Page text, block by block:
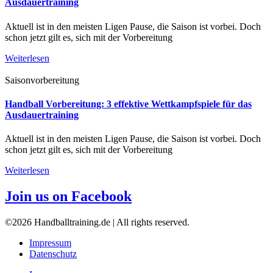
Ausdauertraining
Aktuell ist in den meisten Ligen Pause, die Saison ist vorbei. Doch
schon jetzt gilt es, sich mit der Vorbereitung
Weiterlesen
Saisonvorbereitung
Handball Vorbereitung: 3 effektive Wettkampfspiele für das
Ausdauertraining
Aktuell ist in den meisten Ligen Pause, die Saison ist vorbei. Doch
schon jetzt gilt es, sich mit der Vorbereitung
Weiterlesen
Join us on Facebook
©2026 Handballtraining.de | All rights reserved.
Impressum
Datenschutz